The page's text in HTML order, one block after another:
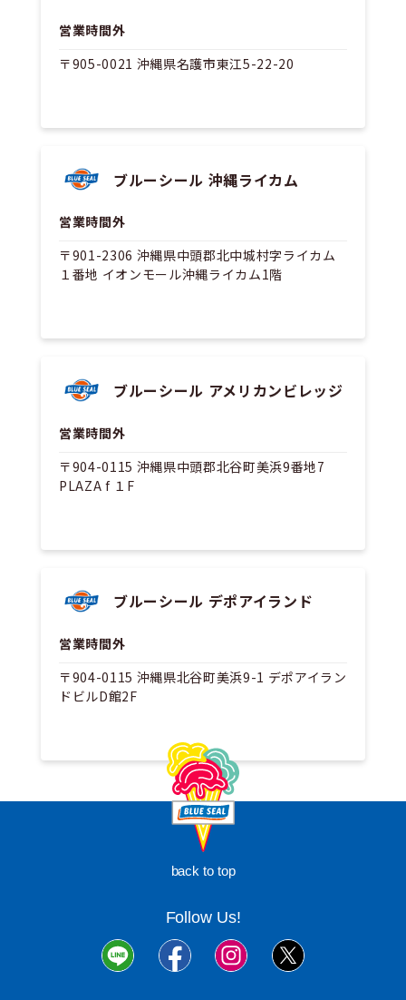
営業時間外
〒905-0021 沖縄県名護市東江5-22-20
ブルーシール 沖縄ライカム
営業時間外
〒901-2306 沖縄県中頭郡北中城村字ライカム
１番地 イオンモール沖縄ライカム1階
ブルーシール アメリカンビレッジ
営業時間外
〒904-0115 沖縄県中頭郡北谷町美浜9番地7
PLAZA f １F
ブルーシール デポアイランド
営業時間外
〒904-0115 沖縄県北谷町美浜9-1 デポアイラン
ドビルD館2F
back to top
Follow Us!